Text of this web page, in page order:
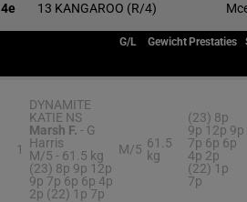
4e 13 KANGAROO (R/4)
G/L Gewicht Prestaties
1
DYNAMITE
KATIE NS
Marsh F. - G
Harris
M/5 - 61.5 kg
(23) 8p 9p 12p
9p 7p 6p 6p 4p
2p (22) 1p 7p
M/5 61.5
kg
(23) 8p
9p 12p 9p
7p 6p 6p
4p 2p
(22) 1p
7p